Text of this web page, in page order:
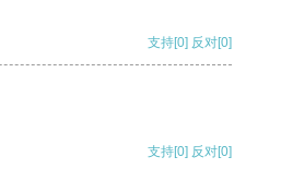
支持[0] 反对[0]
支持[0] 反对[0]